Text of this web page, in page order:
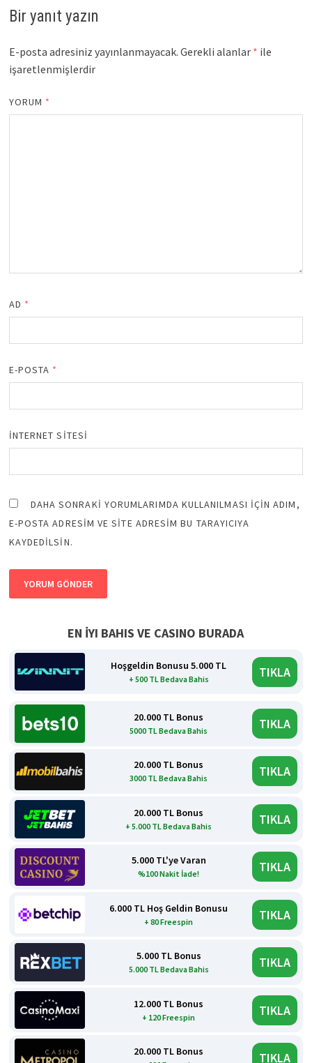
Bir yanıt yazın
E-posta adresiniz yayınlanmayacak. Gerekli alanlar * ile
işaretlenmişlerdir
YORUM *
AD *
E-POSTA *
İNTERNET SITESI
DAHA SONRAKI YORUMLARIMDA KULLANILMASI IÇIN ADIM,
E-POSTA ADRESIM VE SITE ADRESIM BU TARAYICIYA
KAYDEDILSIN.
EN İYI BAHIS VE CASINO BURADA
Hoşgeldin Bonusu 5.000 TL
+ 500 TL Bedava Bahis TIKLA
20.000 TL Bonus
5000 TL Bedava Bahis TIKLA
20.000 TL Bonus
3000 TL Bedava Bahis TIKLA
20.000 TL Bonus
+ 5.000 TL Bedava Bahis TIKLA
5.000 TL'ye Varan
%100 Nakit İade! TIKLA
6.000 TL Hoş Geldin Bonusu
+ 80 Freespin TIKLA
5.000 TL Bonus
5.000 TL Bedava Bahis TIKLA
12.000 TL Bonus
+ 120 Freespin TIKLA
20.000 TL Bonus TIKLA